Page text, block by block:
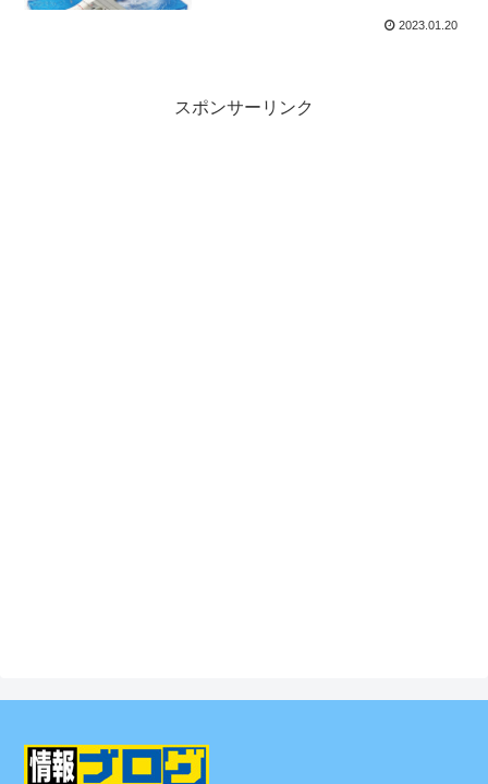
2023.01.20
スポンサーリンク